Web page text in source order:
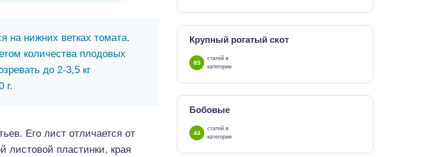
на нижних ветках томата.
количества плодовых
до 2-3,5 кг
г.
Его лист отличается от
листовой пластинки, края
Крупный рогатый скот
85
статей в
категории
Бобовые
44
статей в
категории